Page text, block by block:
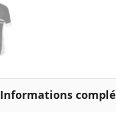
Informations